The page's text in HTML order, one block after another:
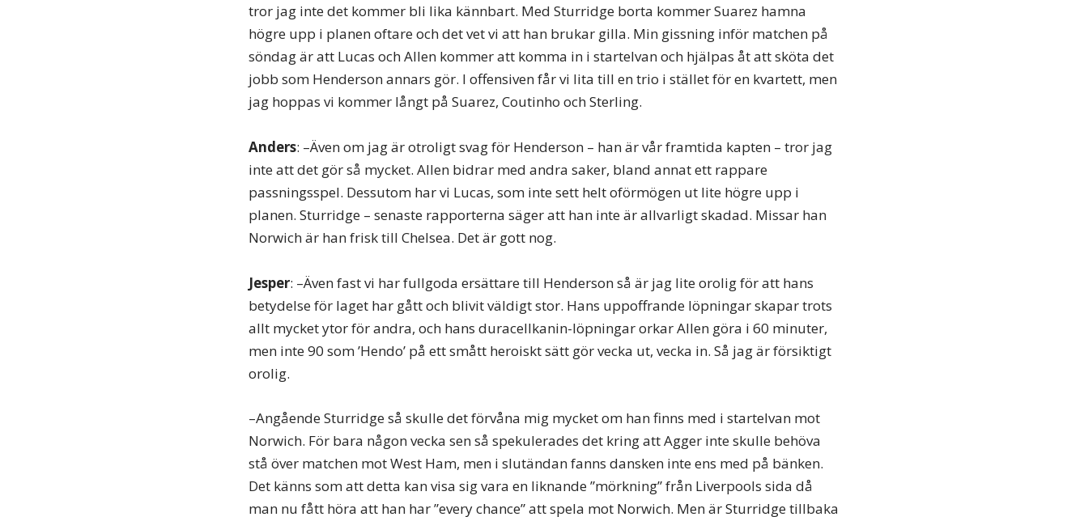
tror jag inte det kommer bli lika kännbart. Med Sturridge borta kommer Suarez hamna
högre upp i planen oftare och det vet vi att han brukar gilla. Min gissning inför matchen på
söndag är att Lucas och Allen kommer att komma in i startelvan och hjälpas åt att sköta det
jobb som Henderson annars gör. I offensiven får vi lita till en trio i stället för en kvartett, men
jag hoppas vi kommer långt på Suarez, Coutinho och Sterling.
Anders: –Även om jag är otroligt svag för Henderson – han är vår framtida kapten – tror jag
inte att det gör så mycket. Allen bidrar med andra saker, bland annat ett rappare
passningsspel. Dessutom har vi Lucas, som inte sett helt oförmögen ut lite högre upp i
planen. Sturridge – senaste rapporterna säger att han inte är allvarligt skadad. Missar han
Norwich är han frisk till Chelsea. Det är gott nog.
Jesper: –Även fast vi har fullgoda ersättare till Henderson så är jag lite orolig för att hans
betydelse för laget har gått och blivit väldigt stor. Hans uppoffrande löpningar skapar trots
allt mycket ytor för andra, och hans duracellkanin-löpningar orkar Allen göra i 60 minuter,
men inte 90 som ’Hendo’ på ett smått heroiskt sätt gör vecka ut, vecka in. Så jag är försiktigt
orolig.
–Angående Sturridge så skulle det förvåna mig mycket om han finns med i startelvan mot
Norwich. För bara någon vecka sen så spekulerades det kring att Agger inte skulle behöva
stå över matchen mot West Ham, men i slutändan fanns dansken inte ens med på bänken.
Det känns som att detta kan visa sig vara en liknande ”mörkning” från Liverpools sida då
man nu fått höra att han har ”every chance” att spela mot Norwich. Men är Sturridge tillbaka